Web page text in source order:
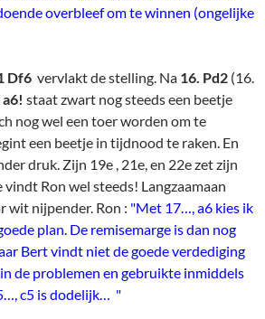
overbleef om te winnen (ongelijke
Df6 vervlakt de stelling. Na 16. Pd2 (16.
a6! staat zwart nog steeds een beetje
nog wel een toer worden om te
een beetje in tijdnood te raken. En
druk. Zijn 19e , 21e, en 22e zet zijn
Ron wel steeds! Langzaamaan
wit nijpender. Ron : "Met 17…, a6 kies ik
plan. De remisemarge is dan nog
Bert vindt niet de goede verdediging
de problemen en gebruikte inmiddels
c5 is dodelijk… "